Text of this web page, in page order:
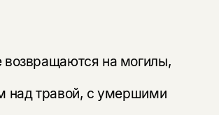
на могилы,
над травой, с умершими